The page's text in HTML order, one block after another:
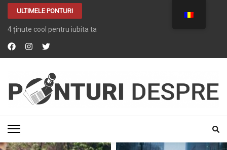
ULTIMELE PONTURI
4 ținute cool pentru iubita ta
PONTURI DESPRE